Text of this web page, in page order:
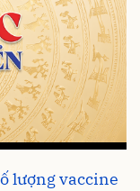
lượng vaccine